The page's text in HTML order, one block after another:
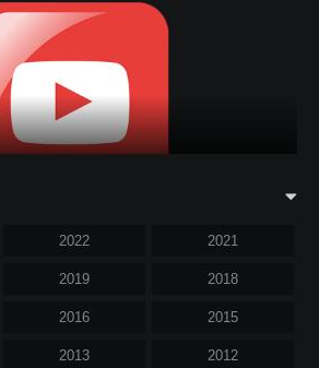
2022 2021
2019 2018
2016 2015
2013 2012